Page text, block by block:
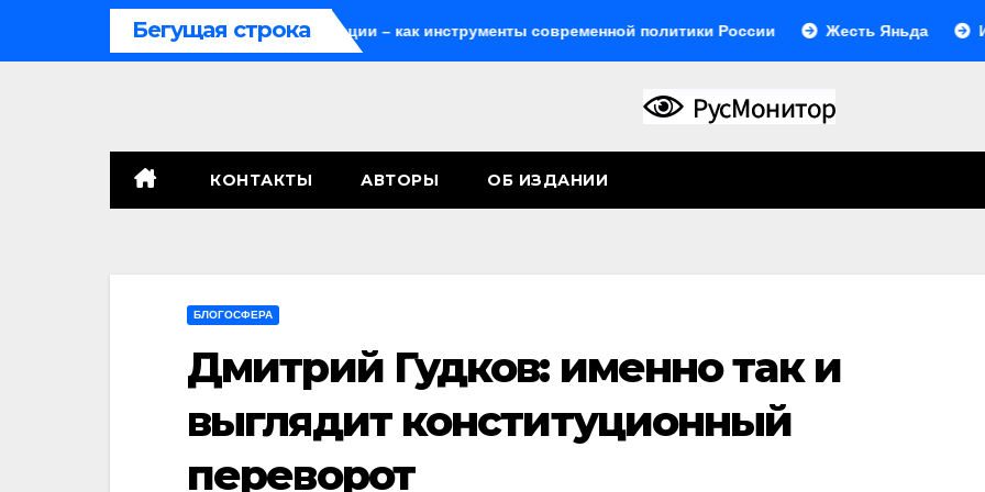
Бегущая строка
Мародёрство и провокации – как инструменты современной политики России Жесть Яньда
КОНТАКТЫ АВТОРЫ ОБ ИЗДАНИИ
БЛОГОСФЕРА
Дмитрий Гудков: именно так и
выглядит конституционный
переворот